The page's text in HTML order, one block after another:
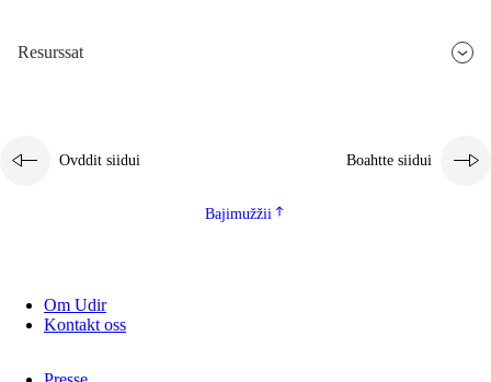
Resurssat
Ovddit siidui Boahtte siidui
Bajimužžii
Om Udir
Kontakt oss